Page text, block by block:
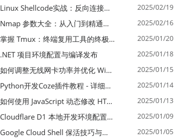
Linux Shellcode实战：反向连接、持久化、免杀技术详解（MSF,Cobalt Strike）- 从原理到C加载器实现 2025/02/19
Nmap 参数大全：从入门到精通，掌握网络扫描的核心技巧 2025/02/16
掌握 Tmux：终端复用工具的终极指南 2025/01/20
.NET 项目环境配置与编译发布 2025/01/18
如何调整无线网卡功率并优化 Wifite 的功率设置 2025/01/15
Python开发Coze插件教程 - 详细步骤与注意事项 2025/01/14
如何使用 JavaScript 动态修改 HTML 中的权限文本 | 前端开发教程 2025/01/13
Cloudflare D1 本地开发环境配置指南 | CF Pages Local Development Guide 2025/01/09
Google Cloud Shell 保活技巧与配额时间查看方法 2025/01/05
<
>